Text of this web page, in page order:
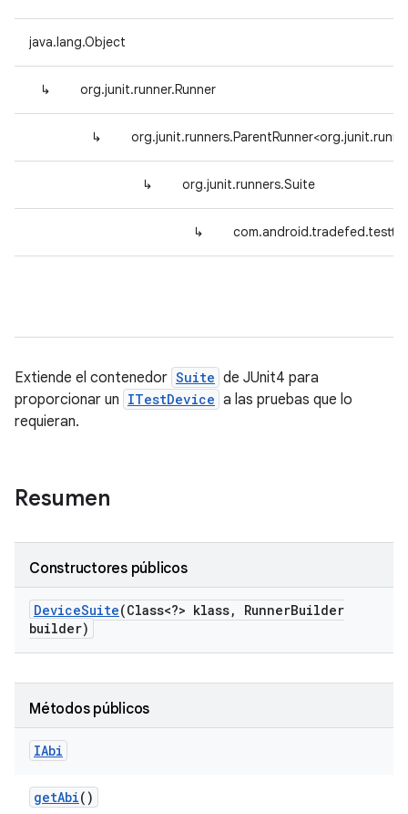
java.lang.Object
↳ org.junit.runner.Runner
↳
↳ org.junit.runners.Suite
↳
Extiende el contenedor Suite de JUnit4 para
proporcionar un ITestDevice a las pruebas que lo
requieran.
Resumen
Constructores públicos
DeviceSuite(Class<?> klass, RunnerBuilder
builder)
Métodos públicos
IAbi
getAbi()